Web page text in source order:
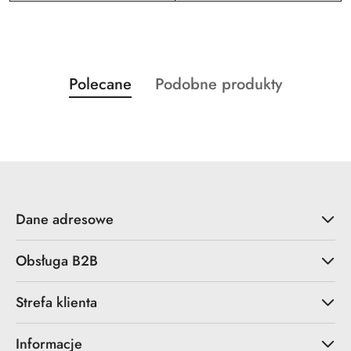
Pomiń karuzelę produktów
Produkty
o
Polecane
Produkty
Podobne produkty
Dane adresowe
Obsługa B2B
Strefa klienta
Informacje